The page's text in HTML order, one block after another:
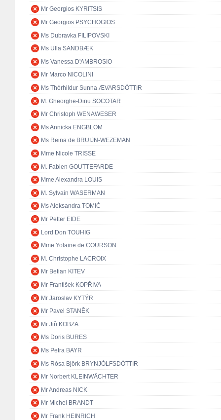
Mr Georgios KYRITSIS
Mr Georgios PSYCHOGIOS
Ms Dubravka FILIPOVSKI
Ms Ulla SANDBÆK
Ms Vanessa D'AMBROSIO
Mr Marco NICOLINI
Ms Thórhildur Sunna ÆVARSDÓTTIR
M. Gheorghe-Dinu SOCOTAR
Mr Christoph WENAWESER
Ms Annicka ENGBLOM
Ms Reina de BRUIJN-WEZEMAN
Mme Nicole TRISSE
M. Fabien GOUTTEFARDE
Mme Alexandra LOUIS
M. Sylvain WASERMAN
Ms Aleksandra TOMIĆ
Mr Petter EIDE
Lord Don TOUHIG
Mme Yolaine de COURSON
M. Christophe LACROIX
Mr Betian KITEV
Mr František KOPŘIVA
Mr Jaroslav KYTÝR
Mr Pavel STANĚK
Mr Jiři KOBZA
Ms Doris BURES
Ms Petra BAYR
Ms Rósa Björk BRYNJÓLFSDÓTTIR
Mr Norbert KLEINWÄCHTER
Mr Andreas NICK
Mr Michel BRANDT
Mr Frank HEINRICH